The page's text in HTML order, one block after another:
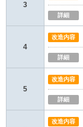
3
詳細
4
改造内容
詳細
5
改造内容
詳細
改造内容